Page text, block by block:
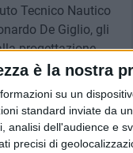
è la nostra
su un
standard inviate da
dell'audience e
precisi di
Tecnico Nautico
De Giglio, gli
progettazione,
esperienza
e l'ingegnere
in gara.
alle